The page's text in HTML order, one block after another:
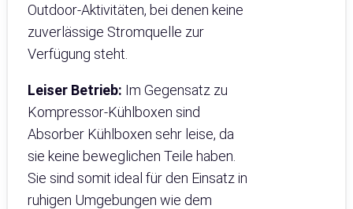
Outdoor-Aktivitäten, bei denen keine
zuverlässige Stromquelle zur
Verfügung steht.
Leiser Betrieb: Im Gegensatz zu
Kompressor-Kühlboxen sind
Absorber Kühlboxen sehr leise, da
sie keine beweglichen Teile haben.
Sie sind somit ideal für den Einsatz in
ruhigen Umgebungen wie dem